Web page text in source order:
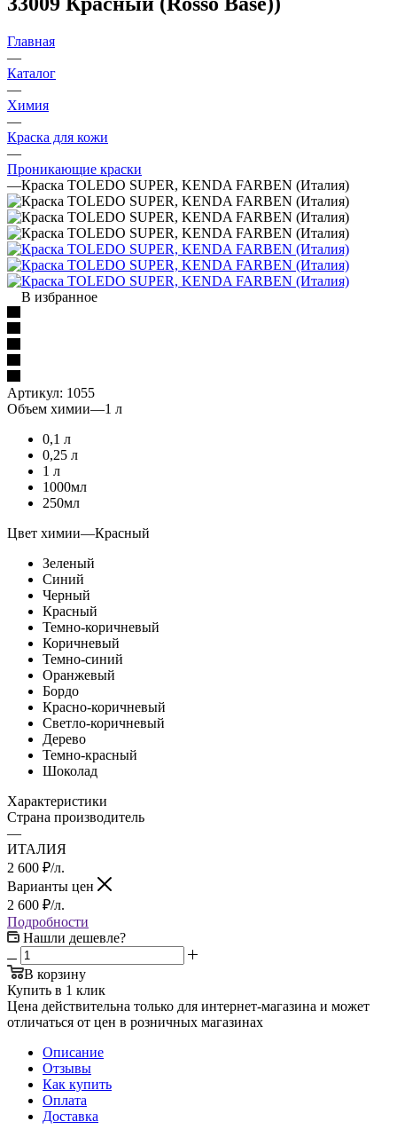
Главная
—
Каталог
—
Химия
—
Краска для кожи
—
Проникающие краски
—Краска TOLEDO SUPER, KENDA FARBEN (Италия)
В избранное
Артикул: 1055
Объем химии—1 л
0,1 л
0,25 л
1 л
1000мл
250мл
Цвет химии—Красный
Зеленый
Синий
Черный
Красный
Темно-коричневый
Коричневый
Темно-синий
Оранжевый
Бордо
Красно-коричневый
Светло-коричневый
Дерево
Темно-красный
Шоколад
Характеристики
Страна производитель
—
ИТАЛИЯ
2 600 ₽/л.
Варианты цен
2 600 ₽/л.
Подробности
Нашли дешевле?
В корзину
Купить в 1 клик
Цена действительна только для интернет-магазина и может
отличаться от цен в розничных магазинах
Описание
Отзывы
Как купить
Оплата
Доставка